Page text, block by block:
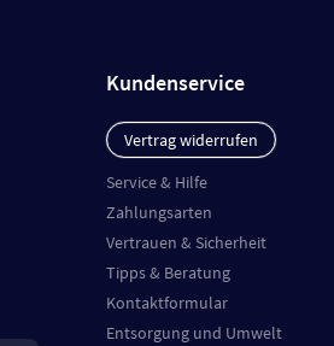
Kundenservice
Vertrag widerrufen
Service & Hilfe
Zahlungsarten
Vertrauen & Sicherheit
Tipps & Beratung
Kontaktformular
Entsorgung und Umwelt